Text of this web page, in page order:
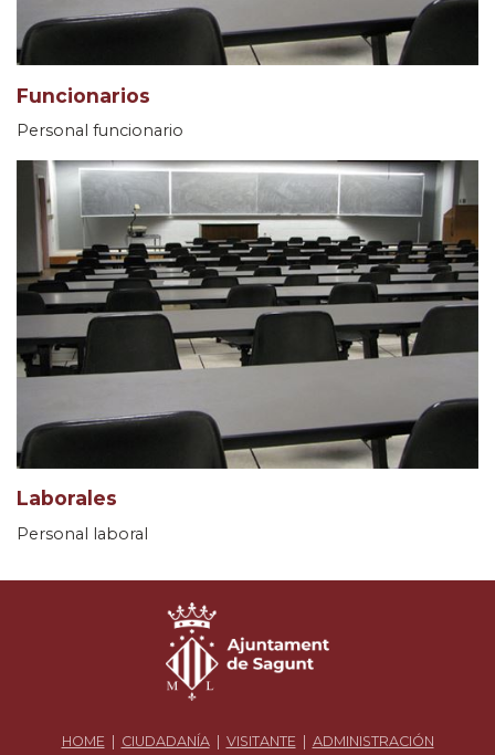
Funcionarios
Personal funcionario
Laborales
Personal laboral
HOME | CIUDADANÍA| VISITANTE | ADMINISTRACIÓN